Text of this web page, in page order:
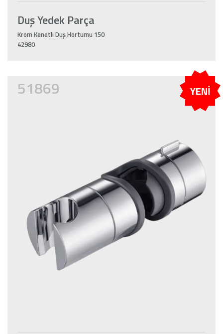
Duş Yedek Parça
Krom Kenetli Duş Hortumu 150
42980
51869 YENİ